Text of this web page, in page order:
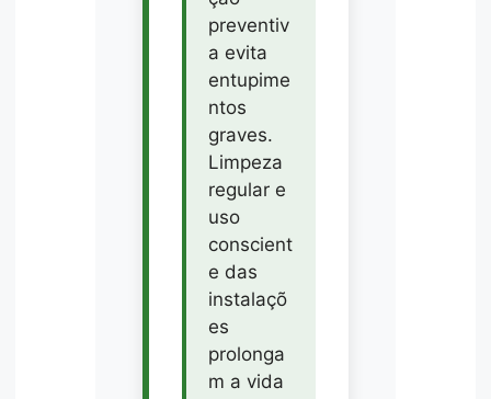
preventiv
a evita
entupime
ntos
graves.
Limpeza
regular e
uso
conscient
e das
instalaçõ
es
prolonga
m a vida